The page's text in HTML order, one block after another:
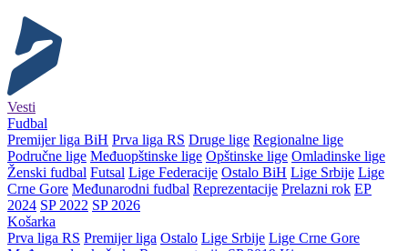
Vesti
Fudbal
Premijer liga BiH Prva liga RS Druge lige Regionalne lige
Područne lige Međuopštinske lige Opštinske lige Omladinske lige
Ženski fudbal Futsal Lige Federacije Ostalo BiH Lige Srbije Lige
Crne Gore Međunarodni fudbal Reprezentacije Prelazni rok EP
2024 SP 2022 SP 2026
Košarka
Prva liga RS Premijer liga Ostalo Lige Srbije Lige Crne Gore